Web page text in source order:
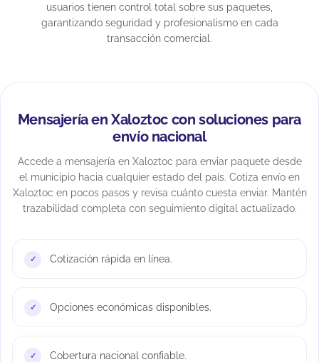
usuarios tienen control total sobre sus paquetes,
garantizando seguridad y profesionalismo en cada
transacción comercial.
Mensajería en Xaloztoc con soluciones para
envío nacional
Accede a mensajería en Xaloztoc para enviar paquete desde
el municipio hacia cualquier estado del país. Cotiza envío en
Xaloztoc en pocos pasos y revisa cuánto cuesta enviar. Mantén
trazabilidad completa con seguimiento digital actualizado.
Cotización rápida en línea.
Opciones económicas disponibles.
Cobertura nacional confiable.